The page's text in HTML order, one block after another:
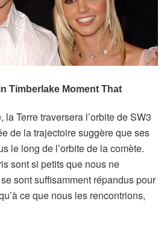
Terre traversera l’orbite de SW3
de la trajectoire suggère que ses
le long de l’orbite de la comète.
sont si petits que nous ne
sont suffisamment répandus pour
ce que nous les rencontrions,